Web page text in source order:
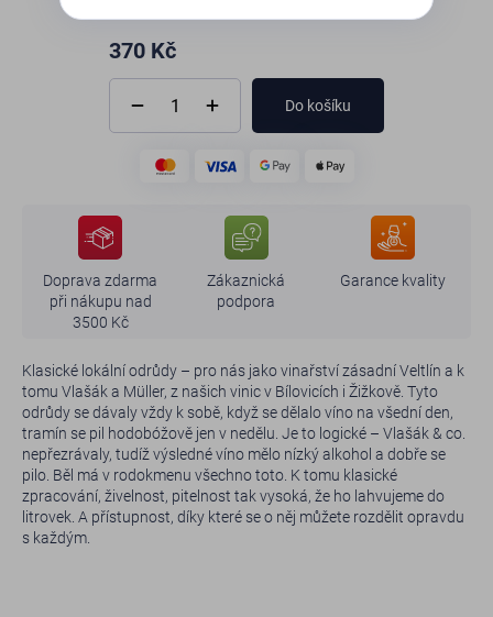
370 Kč
Do košíku
Doprava zdarma
při nákupu nad
3500 Kč
Zákaznická
podpora
Garance kvality
Klasické lokální odrůdy – pro nás jako vinařství zásadní Veltlín a k
tomu Vlašák a Müller, z našich vinic v Bílovicích i Žižkově. Tyto
odrůdy se dávaly vždy k sobě, když se dělalo víno na všední den,
tramín se pil hodobóžově jen v nedělu. Je to logické – Vlašák & co.
nepřezrávaly, tudíž výsledné víno mělo nízký alkohol a dobře se
pilo. Běl má v rodokmenu všechno toto. K tomu klasické
zpracování, živelnost, pitelnost tak vysoká, že ho lahvujeme do
litrovek. A přístupnost, díky které se o něj můžete rozdělit opravdu
s každým.